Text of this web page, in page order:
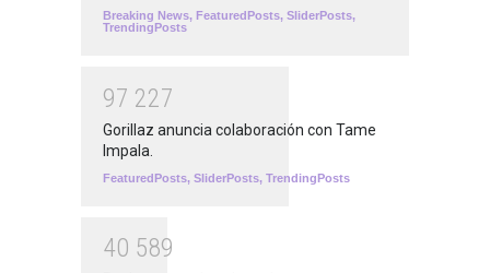
Breaking News, FeaturedPosts, SliderPosts,
TrendingPosts
97 227
Gorillaz anuncia colaboración con Tame
Impala.
FeaturedPosts, SliderPosts, TrendingPosts
40 589